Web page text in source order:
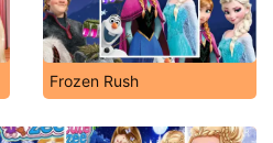
Frozen Rush